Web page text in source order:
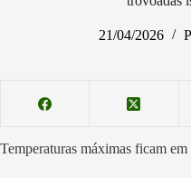
21/04/2026
Temperaturas máximas ficam em